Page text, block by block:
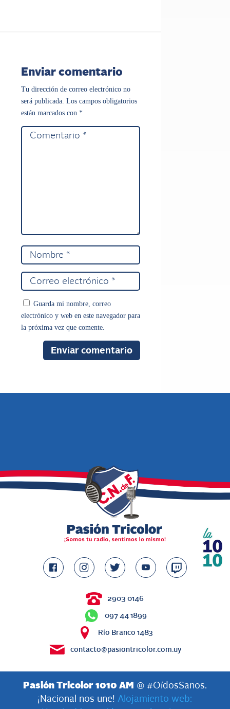
Enviar comentario
Tu dirección de correo electrónico no
será publicada. Los campos obligatorios
están marcados con *
Guarda mi nombre, correo
electrónico y web en este navegador para
la próxima vez que comente.
2903 0146
097 44 1899
Río Branco 1483
contacto@pasiontricolor.com.uy
Pasión Tricolor 1010 AM
® #OídosSanos.
¡Nacional nos une! Alojamiento web: